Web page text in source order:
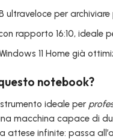
ultraveloce per
rapporto 16:10,
11 Home già
notebook?
strumento ideale per
macchina capace di
attese infinite: passa